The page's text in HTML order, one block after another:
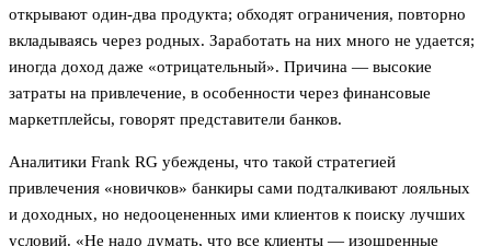
открывают один-два продукта; обходят ограничения, повторно
вкладываясь через родных. Заработать на них много не удается;
иногда доход даже «отрицательный». Причина — высокие
затраты на привлечение, в особенности через финансовые
маркетплейсы, говорят представители банков.
Аналитики Frank RG убеждены, что такой стратегией
привлечения «новичков» банкиры сами подталкивают лояльных
и доходных, но недооцененных ими клиентов к поиску лучших
условий. «Не надо думать, что все клиенты — изощренные